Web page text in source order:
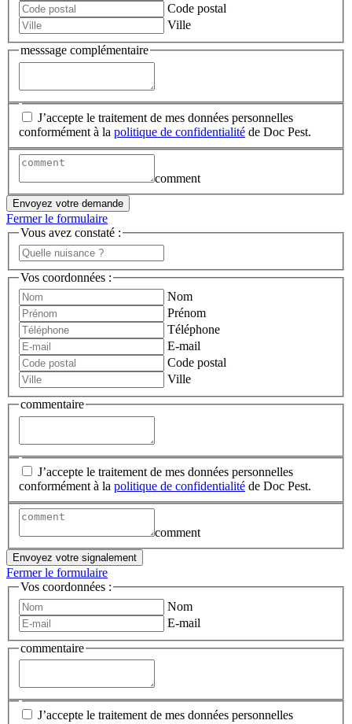
Code postal
Ville
messsage complémentaire
J’accepte le traitement de mes données personnelles
conformément à la politique de confidentialité de Doc Pest.
comment
Envoyez votre demande
Fermer le formulaire
Vous avez constaté :
Vos coordonnées :
Nom
Prénom
Téléphone
E-mail
Code postal
Ville
commentaire
J’accepte le traitement de mes données personnelles
conformément à la politique de confidentialité de Doc Pest.
comment
Envoyez votre signalement
Fermer le formulaire
Vos coordonnées :
Nom
E-mail
commentaire
J’accepte le traitement de mes données personnelles